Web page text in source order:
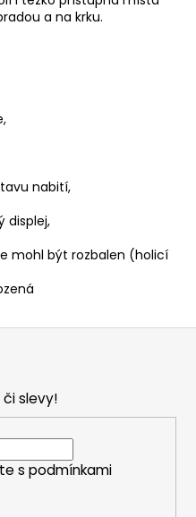
a na krku.
nabití,
displej,
mohl být rozbalen (holicí
slevy!
s podmínkami